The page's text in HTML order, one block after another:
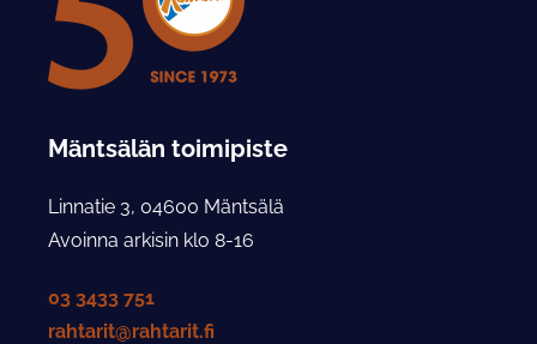
Mäntsälän toimipiste
Linnatie 3, 04600 Mäntsälä
Avoinna arkisin klo 8-16
03 3433 751
rahtarit@rahtarit.fi